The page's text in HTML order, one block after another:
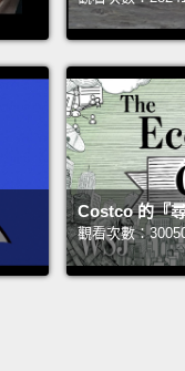
with magnitude
將元素都融合
and my fire's
我的火依然在燃燒
Costco 的『
觀看次數：